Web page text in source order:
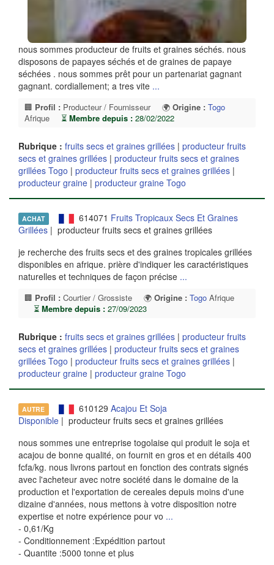
nous sommes producteur de fruits et graines séchés. nous
disposons de papayes séchés et de graines de papaye
séchées . nous sommes prêt pour un partenariat gagnant
gagnant. cordiallement; a tres vite ...
🏢 Profil : Producteur / Fournisseur 🌍 Origine : Togo
Afrique
⏳ Membre depuis : 28/02/2022
Rubrique : fruits secs et graines grillées | producteur fruits
secs et graines grillées | producteur fruits secs et graines
grillées Togo | producteur fruits secs et graines grillées |
producteur graine | producteur graine Togo
ACHAT 614071 Fruits Tropicaux Secs Et Graines
Grillées | producteur fruits secs et graines grillées
je recherche des fruits secs et des graines tropicales grillées
disponibles en afrique. prière d'indiquer les caractéristiques
naturelles et techniques de façon précise ...
🏢 Profil : Courtier / Grossiste 🌍 Origine : Togo Afrique
⏳ Membre depuis : 27/09/2023
Rubrique : fruits secs et graines grillées | producteur fruits
secs et graines grillées | producteur fruits secs et graines
grillées Togo | producteur fruits secs et graines grillées |
producteur graine | producteur graine Togo
AUTRE 610129 Acajou Et Soja
Disponible | producteur fruits secs et graines grillées
nous sommes une entreprise togolaise qui produit le soja et
acajou de bonne qualité, on fournit en gros et en détails 400
fcfa/kg. nous livrons partout en fonction des contrats signés
avec l'acheteur avec notre société dans le domaine de la
production et l'exportation de cereales depuis moins d'une
dizaine d'années, nous mettons à votre disposition notre
expertise et notre expérience pour vo ...
- 0,61/Kg
- Conditionnement :Expédition partout
- Quantite :5000 tonne et plus